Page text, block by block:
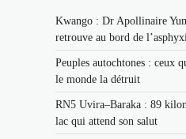
Kwango : Dr Apollinaire
retrouve au bord de
Peuples autochtones : ceux
le monde la détruit
RN5 Uvira–Baraka : 89
lac qui attend son salut